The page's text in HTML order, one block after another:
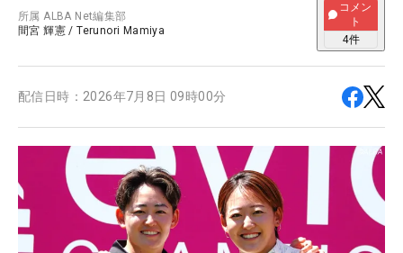
所属ALBA Net編集部
間宮 輝憲 /Terunori Mamiya
コメン
ト
4件
配信日時： 2026年7月8日 09時00分